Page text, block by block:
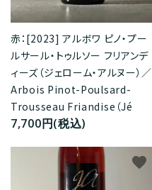
赤：[2023] アルボワ ピノ・プー
ルサール・トゥルソー フリアンデ
ィーズ（ジェローム・アルヌー）／
Arbois Pinot-Poulsard-
Trousseau Friandise（Jé
7,700円(税込)
favorite